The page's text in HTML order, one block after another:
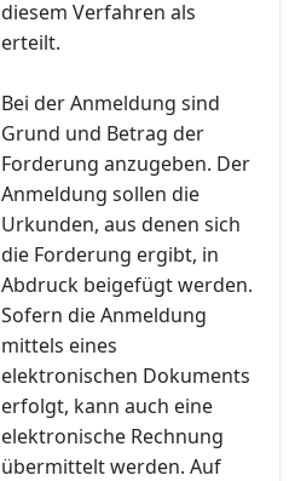
diesem Verfahren als
erteilt.
Bei der Anmeldung sind
Grund und Betrag der
Forderung anzugeben. Der
Anmeldung sollen die
Urkunden, aus denen sich
die Forderung ergibt, in
Abdruck beigefügt werden.
Sofern die Anmeldung
mittels eines
elektronischen Dokuments
erfolgt, kann auch eine
elektronische Rechnung
übermittelt werden. Auf